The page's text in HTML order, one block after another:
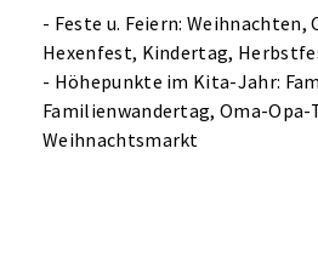
- Feste u. Feiern: Weihnachten,
Hexenfest, Kindertag,
- Höhepunkte im Kita-Jahr:
Familienwandertag, Oma-Opa-
Weihnachtsmarkt